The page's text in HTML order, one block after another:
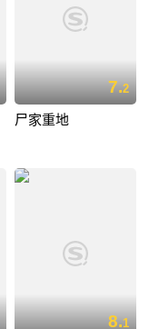
7.2
尸家重地
8.1